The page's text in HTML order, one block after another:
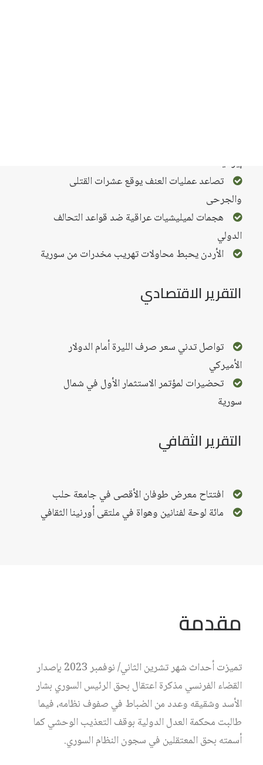
إيرانية
تصاعد عمليات العنف يوقع عشرات القتلى
والجرحى
هجمات لميليشيات عراقية ضد قواعد التحالف
الدولي
الأردن يحبط محاولات تهريب مخدرات من سورية
التقرير الاقتصادي
تواصل تدني سعر صرف الليرة أمام الدولار
الأميركي
تحضيرات لمؤتمر الاستثمار الأول في شمال
سورية
التقرير الثقافي
افتتاح معرض طوفان الأقصى في جامعة حلب
مائة لوحة لفنانين وهواة في ملتقى أورنينا الثقافي
مقدمة
تميزت أحداث شهر تشرين الثاني/ نوفمبر 2023 بإصدار
القضاء الفرنسي مذكرة اعتقال بحق الرئيس السوري بشار
الأسد وشقيقه وعدد من الضباط في صفوف نظامه، فيما
طالبت محكمة العدل الدولية بوقف التعذيب الوحشي كما
أسمته بحق المعتقلين في سجون النظام السوري.